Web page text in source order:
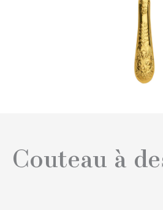
Couteau à